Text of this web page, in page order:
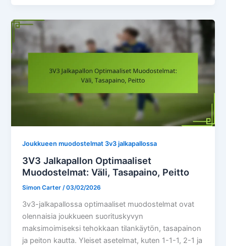
Joukkueen muodostelmat 3v3 jalkapallossa
3V3 Jalkapallon Optimaaliset
Muodostelmat: Väli, Tasapaino, Peitto
Simon Carter/03/02/2026
3v3-jalkapallossa optimaaliset muodostelmat ovat
olennaisia joukkueen suorituskyvyn
maksimoimiseksi tehokkaan tilankäytön, tasapainon
ja peiton kautta. Yleiset asetelmat, kuten 1-1-1, 2-1 ja